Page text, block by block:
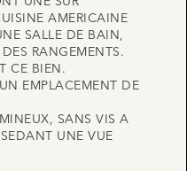
AMERICAINE
SALLE DE BAIN,
RANGEMENTS.
CE BIEN.
EMPLACEMENT DE
SANS VIS A
UNE VUE